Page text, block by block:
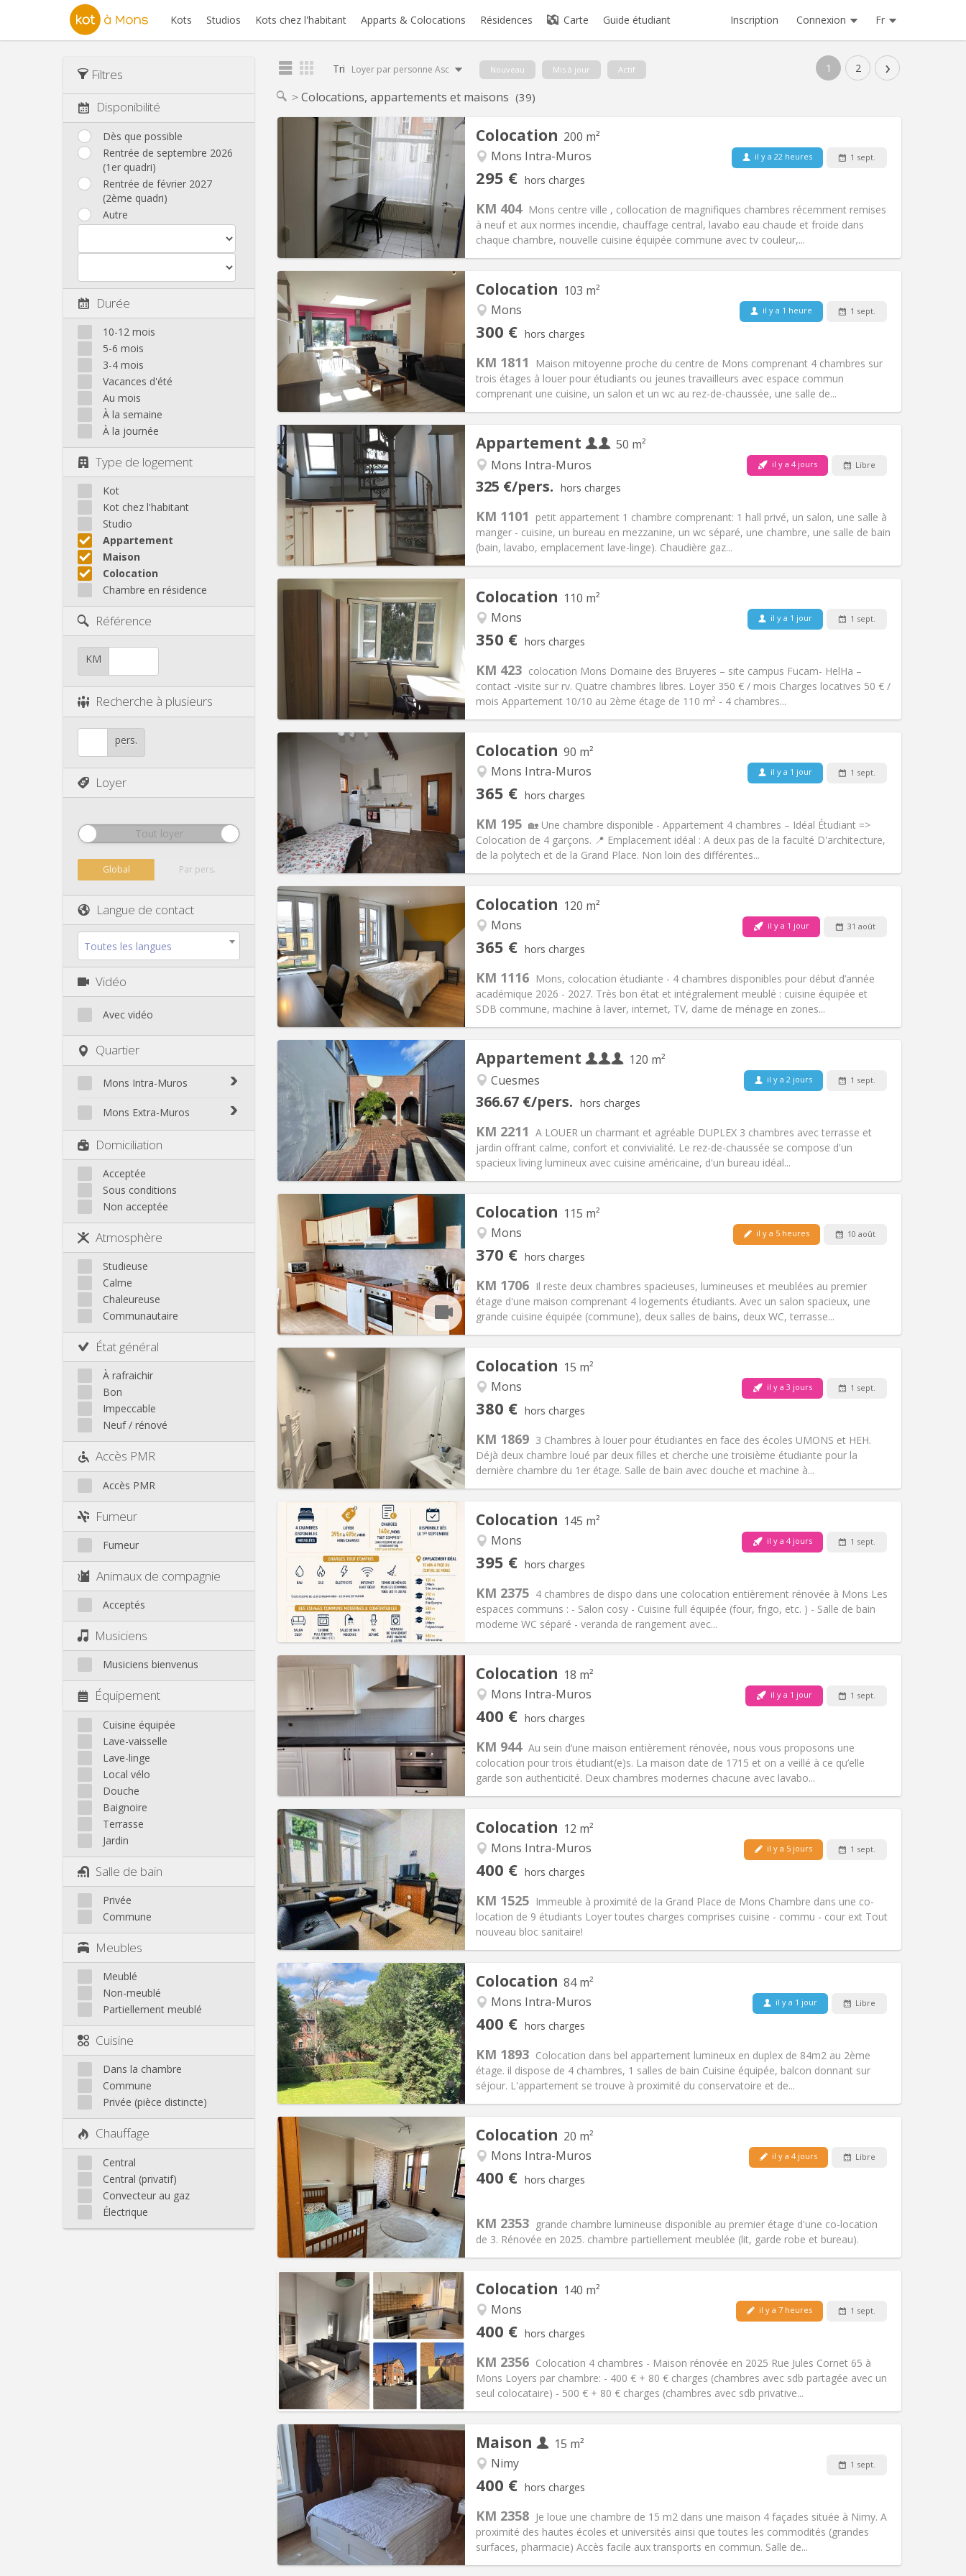
Kots Studios Kots chez l'habitant Apparts & Colocations Résidences Carte Guide étudiant Inscription Connexion Fr
Filtres
Disponibilité
Dès que possible
Rentrée de septembre 2026
(1er quadri)
Rentrée de février 2027
(2ème quadri)
Autre
Durée
10-12 mois
5-6 mois
3-4 mois
Vacances d'été
Au mois
À la semaine
À la journée
Type de logement
Kot
Kot chez l'habitant
Studio
Appartement
Maison
Colocation
Chambre en résidence
Référence
KM
Recherche à plusieurs
pers.
Loyer
Tout loyer
Global Par pers.
Langue de contact
Toutes les langues
Vidéo
Avec vidéo
Quartier
Mons Intra-Muros
Mons Intra-Muros
Mons Extra-Muros
Domiciliation
Acceptée
Sous conditions
Non acceptée
Atmosphère
Studieuse
Calme
Chaleureuse
Communautaire
État général
À rafraichir
Bon
Impeccable
Neuf / rénové
Accès PMR
Accès PMR
Fumeur
Fumeur
Animaux de compagnie
Acceptés
Musiciens
Musiciens bienvenus
Équipement
Cuisine équipée
Lave-vaisselle
Lave-linge
Local vélo
Douche
Baignoire
Terrasse
Jardin
Salle de bain
Privée
Commune
Meubles
Meublé
Non-meublé
Partiellement meublé
Cuisine
Dans la chambre
Commune
Privée (pièce distincte)
Chauffage
Central
Central (privatif)
Convecteur au gaz
Électrique
1 2 ›
Tri Loyer par personne Asc Nouveau Mis à jour Actif
Colocations, appartements et maisons (39)
Colocation 200 m²
Mons Intra-Muros
295 € hors charges
il y a 22 heures 1 sept.
KM 404 Mons centre ville , collocation de magnifiques chambres récemment remises
à neuf et aux normes incendie, chauffage central, lavabo eau chaude et froide dans
chaque chambre, nouvelle cuisine équipée commune avec tv couleur,...
Infos Pratiques
295 €
75 €
12 mois
Domiciliation: Non
Aménagement
Salle de bain:Commune
Superficie:200 m2
Autre
Atmosphère:Calme
Animaux de compagnie:Non
Colocation 103 m²
Mons
300 € hors charges
il y a 1 heure 1 sept.
KM 1811
Maison mitoyenne proche du centre de Mons comprenant 4 chambres sur
trois étages à louer pour étudiants ou jeunes travailleurs avec espace commun
comprenant une cuisine, un salon et un wc au rez-de-chaussée, une salle de...
Infos Pratiques
Loyer:300 €
Charges:120 €
Durée:12 mois
Domiciliation:Non
Aménagement
Salle de bain:Commune
Superficie:103 m2
Autre
Atmosphère: Calme, communautaire
Animaux de compagnie:Non
Appartement
50 m²
Mons Intra-Muros
325 €/pers. hors charges
il y a 4 jours Libre
KM 1101
petit appartement 1 chambre comprenant: 1 hall privé, un salon, une salle à
manger - cuisine, un bureau en mezzanine, un wc séparé, une chambre, une salle de bain
(bain, lavabo, emplacement lave-linge). Chaudière gaz...
Infos Pratiques
Loyer: 650 € (325 €/pers.)
Charges:150 € (75 €/pers.)
Durée: 12 mois
Domiciliation:Acceptée
Aménagement
Salle de bain:Privée
Superficie:50 m2
Autre
Atmosphère:Studieuse
Animaux de compagnie:Non
Colocation 110 m²
Mons
350 € hors charges
il y a 1 jour 1 sept.
KM 423 colocation Mons Domaine des Bruyeres – site campus Fucam- HelHa –
contact -visite sur rv. Quatre chambres libres. Loyer 350 € / mois Charges locatives 50 € /
mois Appartement 10/10 au 2ème étage de 110 m² - 4 chambres...
Infos Pratiques
Charges:50 €
Non
Aménagement
Salle de bain:Commune
Superficie:110 m2
Autre
Atmosphère:Chaleureuse,
Non-fumeur
Animaux de compagnie:Non
Colocation 90 m²
Mons Intra-Muros
365 € hors charges
il y a 1 jour 1 sept.
KM 195 🏡 Une chambre disponible - Appartement 4 chambres – Idéal Étudiant =>
Colocation de 4 garçons. 📍 Emplacement idéal : A deux pas de la faculté D'architecture,
de la polytech et de la Grand Place. Non loin des différentes...
Infos Pratiques
Loyer: 365 €
Charges: 135 €
12 mois
Domiciliation: Sous conditions
Aménagement
Salle de bain:Commune
Superficie:90 m2
Autre
Atmosphère:Studieuse, calme,
Non-fumeur
Animaux de compagnie:Non
Colocation 120 m²
Mons
365 € hors charges
il y a 1 jour 31 août
KM 1116 Mons, colocation étudiante - 4 chambres disponibles pour début d’année
académique 2026 - 2027. Très bon état et intégralement meublé : cuisine équipée et
SDB commune, machine à laver, internet, TV, dame de ménage en zones...
Infos Pratiques
Loyer:365 €
Charges:85 €
Durée:12 mois, 11 mois, 10 mois,
vacances d'été
Domiciliation: Non
Aménagement
Salle de bain:Commune
Superficie:120 m2
Autre
Atmosphère:Calme, chaleureuse,
Non-fumeur
Animaux de compagnie:Non
Appartement
120 m²
Cuesmes
366.67 €/pers. hors charges
il y a 2 jours 1 sept.
KM 2211 A LOUER un charmant et agréable DUPLEX 3 chambres avec terrasse et
jardin offrant calme, confort et convivialité. Le rez-de-chaussée se compose d'un
spacieux living lumineux avec cuisine américaine, d'un bureau idéal...
Infos Pratiques
Loyer: 1100 € (367 €/pers.)
Charges: 300 € (100 €/pers.)
Durée: 12 mois
Domiciliation:Acceptée
Aménagement
Salle de bain:Commune
Superficie: 120 m2
Autre
Atmosphère:Calme
Animaux de compagnie:Non
Colocation 115 m²
Mons
370 € hors charges
il y a 5 heures 10 août
KM 1706 Il reste deux chambres spacieuses, lumineuses et meublées au premier
étage d'une maison comprenant 4 logements étudiants. Avec un salon spacieux, une
grande cuisine équipée (commune), deux salles de bains, deux WC, terrasse...
Infos Pratiques
Loyer:370 €
Charges:80 €
Durée: 11 mois
Domiciliation:Non
Aménagement
Salle de bain:Commune
Superficie:115 m2
Autre
Atmosphère:Calme, chaleureuse,
Non-fumeur
Animaux de compagnie:Non
Colocation 15 m²
Mons
380 € hors charges
il y a 3 jours 1 sept.
KM 1869 3 Chambres à louer pour étudiantes en face des écoles UMONS et HEH.
Déjà deux chambre loué par deux filles et cherche une troisième étudiante pour la
dernière chambre du 1er étage. Salle de bain avec douche et machine à...
Infos Pratiques
Loyer:380 €
Charges: 50 €
Durée:
Domiciliation:
Aménagement
Salle de bain:Commune
Superficie:15 m2
Autre
Atmosphère:Chaleureuse,
Non-fumeur
Animaux de compagnie:Non
Colocation 145 m²
Mons
395 € hors charges
il y a 4 jours 1 sept.
KM 2375 4 chambres de dispo dans une colocation entièrement rénovée à Mons Les
espaces communs : - Salon cosy - Cuisine full équipée (four, frigo, etc. ) - Salle de bain
moderne WC séparé - veranda de rangement avec...
Infos Pratiques
Loyer:395 €
Charges: 140 €
Durée:12 mois
Domiciliation:Non
Aménagement
Salle de bain:Commune
Superficie:145 m2
Autre
Atmosphère:Calme, chaleureuse,
Non-fumeur
Animaux de compagnie:Non
Colocation 18 m²
Mons Intra-Muros
400 € hors charges
il y a 1 jour 1 sept.
KM 944 Au sein d’une maison entièrement rénovée, nous vous proposons une
colocation pour trois étudiant(e)s. La maison date de 1715 et on a veillé à ce qu’elle
garde son authenticité. Deux chambres modernes chacune avec lavabo...
Infos Pratiques
Loyer:400 €
Charges:75 €
Durée:12 mois
Domiciliation:Non
Aménagement
Salle de bain:Commune
Superficie:18 m2
Autre
Atmosphère:Calme, studieuse
Animaux de compagnie:Non
Colocation 12 m²
Mons Intra-Muros
400 € hors charges
il y a 5 jours 1 sept.
KM 1525 Immeuble à proximité de la Grand Place de Mons Chambre dans une co-
location de 9 étudiants Loyer toutes charges comprises cuisine - commu - cour ext Tout
nouveau bloc sanitaire!
Infos Pratiques
Loyer:400 €
Charges:50 €
Durée: 11 mois
Domiciliation: Non
Aménagement
Salle de bain:Commune
Superficie:12 m2
Atmosphère:Communautaire
Animaux de compagnie:Non
Colocation 84 m²
Mons Intra-Muros
400 € hors charges
il y a 1 jour Libre
KM 1893 Colocation dans bel appartement lumineux en duplex de 84m2 au 2ème
étage. il dispose de 4 chambres, 1 salles de bain Cuisine équipée, balcon donnant sur
séjour. L'appartement se trouve à proximité du conservatoire et de...
Infos Pratiques
Loyer:400 €
Charges:50 €
Durée:12 mois
Domiciliation:Acceptée
Aménagement
Salle de bain:Commune
Superficie:84 m2
Autre
Atmosphère: Chaleureuse,
Non-fumeur
Animaux de compagnie:Non
Colocation 20 m²
Mons Intra-Muros
400 € hors charges
il y a 4 jours Libre
KM 2353 grande chambre lumineuse disponible au premier étage d'une co-location
de 3. Rénovée en 2025. chambre partiellement meublée (lit, garde robe et bureau).
Infos Pratiques
Loyer:400 €
Charges:50 €
Durée:12 mois
Domiciliation: Non
Aménagement
Superficie:20 m2
Autre
Non-fumeur
Animaux de compagnie:Non
Colocation 140 m²
Mons
400 € hors charges
il y a 7 heures 1 sept.
KM 2356 Colocation 4 chambres - Maison rénovée en 2025 Rue Jules Cornet 65 à
Mons Loyers par chambre: - 400 € + 80 € charges (chambres avec sdb partagée avec un
seul colocataire) - 500 € + 80 € charges (chambres avec sdb privative...
Infos Pratiques
Loyer:400 €
Charges:80 €
Durée:12 mois
Domiciliation: Non
Aménagement
Salle de bain:Privée
Superficie:140 m2
Autre
Atmosphère:Studieuse,
Non-fumeur
Animaux de compagnie:Non
Maison
15 m²
Nimy
400 € hors charges
1 sept.
KM 2358 Je loue une chambre de 15 m2 dans une maison 4 façades située à Nimy. A
proximité des hautes écoles et universités ainsi que toutes les commodités (grandes
surfaces, pharmacie) Accès facile aux transports en commun. Salle de...
Infos Pratiques
Loyer:400 €
Charges:50 €
Durée:12 mois, 11 mois, 10 mois, 5-6
mois, 3-4 mois, au mois
Domiciliation: Non
Aménagement
Salle de bain:Commune
Superficie:15 m2
Autre
Atmosphère:Chaleureuse, calme,